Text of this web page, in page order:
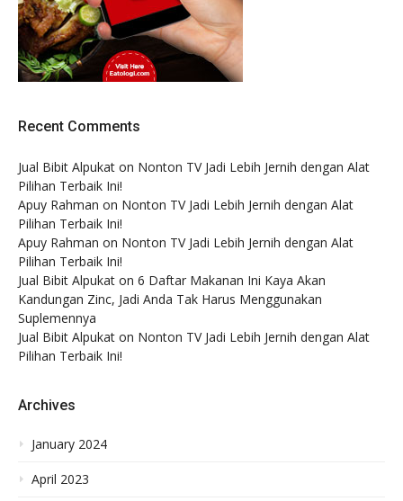
Recent Comments
Jual Bibit Alpukat on Nonton TV Jadi Lebih Jernih dengan Alat
Pilihan Terbaik Ini!
Apuy Rahman on Nonton TV Jadi Lebih Jernih dengan Alat
Pilihan Terbaik Ini!
Apuy Rahman on Nonton TV Jadi Lebih Jernih dengan Alat
Pilihan Terbaik Ini!
Jual Bibit Alpukat on 6 Daftar Makanan Ini Kaya Akan
Kandungan Zinc, Jadi Anda Tak Harus Menggunakan
Suplemennya
Jual Bibit Alpukat on Nonton TV Jadi Lebih Jernih dengan Alat
Pilihan Terbaik Ini!
Archives
January 2024
April 2023